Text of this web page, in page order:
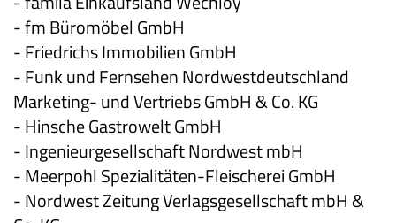
- fm Büromöbel GmbH
- Friedrichs Immobilien GmbH
- Funk und Fernsehen Nordwestdeutschland
Marketing- und Vertriebs GmbH & Co. KG
- Hinsche Gastrowelt GmbH
- Ingenieurgesellschaft Nordwest mbH
- Meerpohl Spezialitäten-Fleischerei GmbH
- Nordwest Zeitung Verlagsgesellschaft mbH &